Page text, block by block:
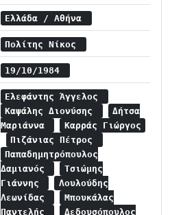
Ελλάδα / Αθήνα
Πολίτης Νίκος
19/10/1984
Ελεφάντης Άγγελος
Καψάλης Διονύσης
Δήτσα
Μαριάννα
Καρράς Γιώργος
Πιζάνιας Πέτρος
Παπαδημητρόπουλος
Δαμιανός
Τσιώμης
Γιάννης
Λουλούδης
Λεωνίδας
Μπουκάλας
Παντελής
Δεδουσόπουλος